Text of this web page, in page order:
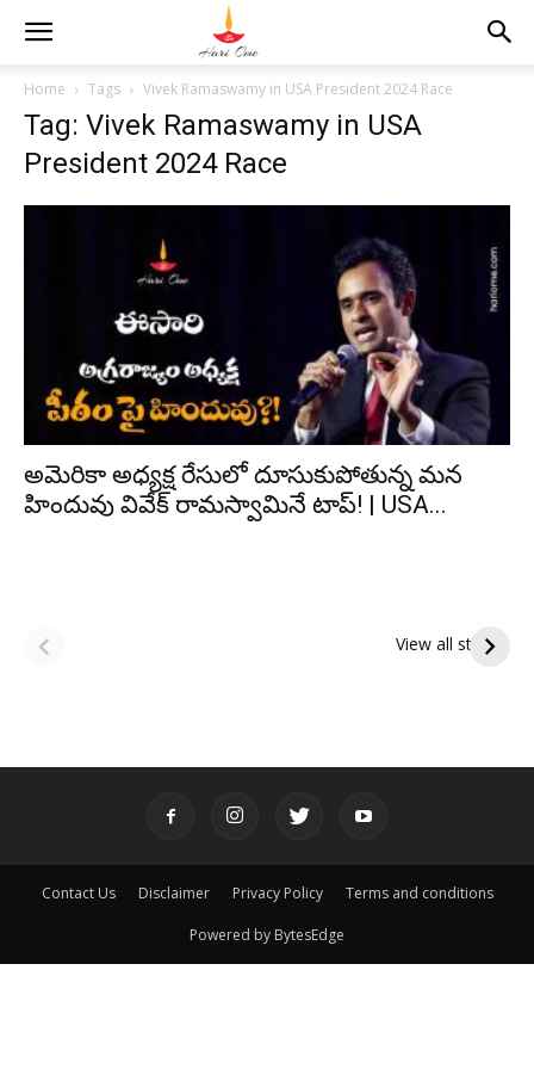
Home Tags Vivek Ramaswamy in USA President 2024 Race
Tag: Vivek Ramaswamy in USA
President 2024 Race
అమెరికా అధ్యక్ష రేసులో దూసుకుపోతున్న మన
హిందువు వివేక్ రామస్వామినే టాప్! | USA...
View all stories
పితృదేవతల ఆశీర్వాదం
ఇంద్రకీలాద్రి గిరి ప్రదక్షిణ
Contact Us Disclaimer Privacy Policy Terms and conditions
Powered by BytesEdge